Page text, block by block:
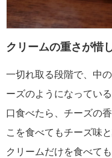
クリームの重さが惜
一切れ取る段階で、中
ーズのようになってい
口食べたら、チーズの
こを食べてもチーズ味
クリームだけを食べて